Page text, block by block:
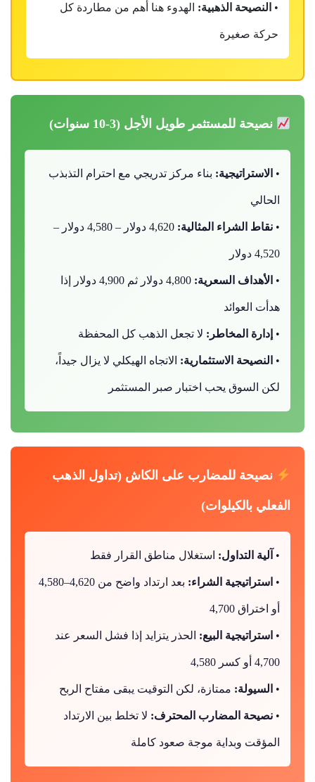
• النصيحة الذهبية: الهدوء هنا أهم من مطاردة كل
حركة صغيرة
نصيحة للمستثمر طويل الأجل (3-10 سنوات)
• الاستراتيجية: بناء مركز تدريجي مع احترام التذبذب
الحالي
• نقاط الشراء المثالية: 4,620 دولار – 4,580 دولار –
4,520 دولار
• الأهداف السعرية: 4,800 دولار ثم 4,900 دولار إذا
هدأت العوائد
• إدارة المخاطر: لا تجعل الذهب كل المحفظة
• النصيحة الاستثمارية: الاتجاه الهيكلي لا يزال جيداً،
لكن السوق يحب اختبار صبر المستثمر
نصيحة للمضارب على الكاش (تداول الذهب
الفعلي بالكيلوات)
• آلية التداول: استغلال مناطق القرار فقط
• استراتيجية الشراء: بعد ارتداد واضح من 4,620–4,580
أو اختراق 4,700
• استراتيجية البيع: الحذر يتزايد إذا فشل السعر عند
4,700 أو كسر 4,580
• السيولة: ممتازة، لكن التوقيت يبقى مفتاح الربح
• نصيحة المضارب المحترف: لا تخلط بين الارتداد
المؤقت وبداية موجة صعود كاملة